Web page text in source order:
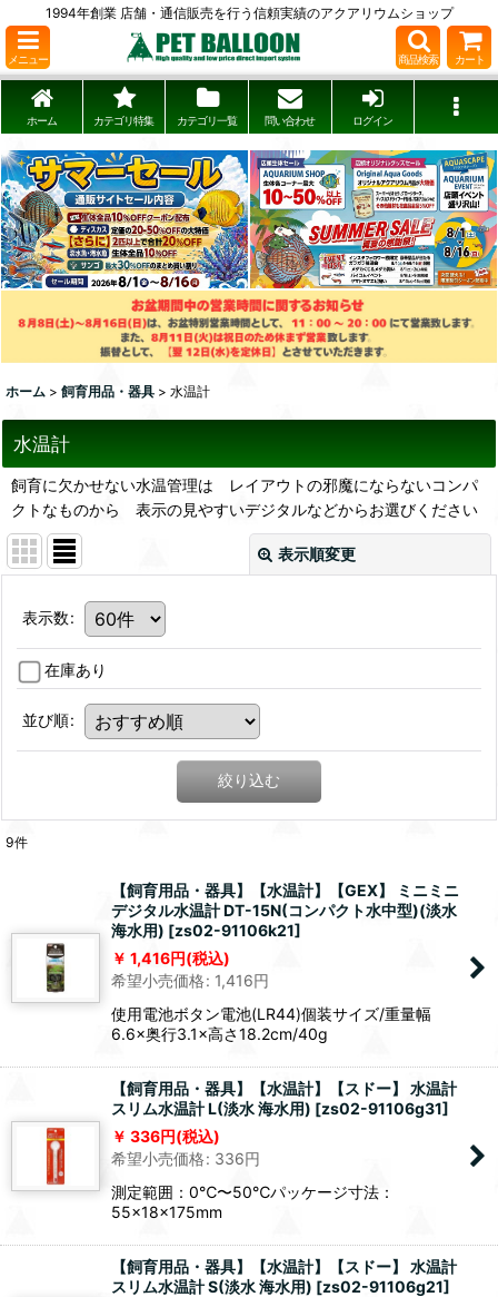
1994年創業 店舗・通信販売を行う信頼実績のアクアリウムショップ
メニュー 商品検索 カート
ホーム カテゴリ特集 カテゴリ一覧 問い合わせ ログイン
ホーム > 飼育用品・器具 > 水温計
水温計
飼育に欠かせない水温管理は レイアウトの邪魔にならないコンパ
クトなものから 表示の見やすいデジタルなどからお選びください
表示順変更
表示数:
在庫あり
並び順:
絞り込む
9件
【飼育用品・器具】【水温計】【GEX】 ミニミニ
デジタル水温計 DT-15N(コンパクト水中型)(淡水
海水用) [zs02-91106k21]
1,416円(税込)
希望小売価格: 1,416円
使用電池ボタン電池(LR44)個装サイズ/重量幅
6.6×奥行3.1×高さ18.2cm/40g
【飼育用品・器具】【水温計】【スドー】 水温計
スリム水温計 L(淡水 海水用) [zs02-91106g31]
336円(税込)
希望小売価格: 336円
測定範囲：0℃〜50℃パッケージ寸法：
55×18×175mm
【飼育用品・器具】【水温計】【スドー】 水温計
スリム水温計 S(淡水 海水用) [zs02-91106g21]